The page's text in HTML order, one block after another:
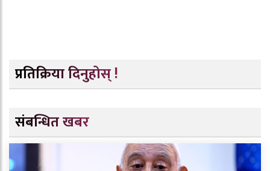
प्रतिक्रिया दिनुहोस् !
संबन्धित खबर